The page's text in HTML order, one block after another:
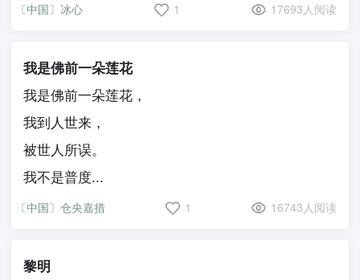
〔中国〕冰心 1 17693人阅读
我是佛前一朵莲花
我是佛前一朵莲花，
我到人世来，
被世人所误。
我不是普度...
〔中国〕仓央嘉措 1 16743人阅读
黎明